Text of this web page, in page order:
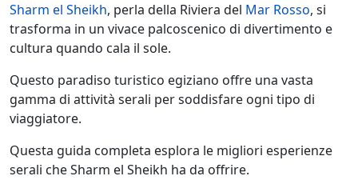
Sharm el Sheikh, perla della Riviera del Mar Rosso, si
trasforma in un vivace palcoscenico di divertimento e
cultura quando cala il sole.
Questo paradiso turistico egiziano offre una vasta
gamma di attività serali per soddisfare ogni tipo di
viaggiatore.
Questa guida completa esplora le migliori esperienze
serali che Sharm el Sheikh ha da offrire.